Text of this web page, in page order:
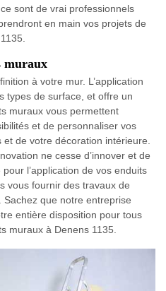
sont de vrai professionnels
en main vos projets de
muraux
à votre mur. L’application
types de surface, et offre un
muraux vous permettent
et de personnaliser vos
de votre décoration intérieure.
ne cesse d’innover et de
l’application de vos enduits
vous fournir des travaux de
que notre entreprise
entière disposition pour tous
muraux à Denens 1135.